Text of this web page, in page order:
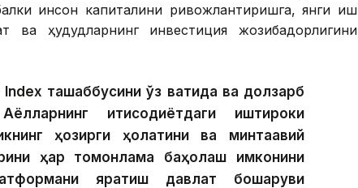
инсон капиталини ривожлантиришга, янги иш
ва ҳудудларнинг инвестиция жозибадорлигини
ташаббусини ўз вақтида ва долзарб
иқтисодиётдаги иштироки
ҳозирги ҳолатини ва минтақавий
ҳар томонлама баҳолаш имконини
яратиш давлат бошқаруви